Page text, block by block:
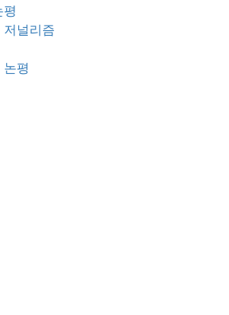
저널리즘
평